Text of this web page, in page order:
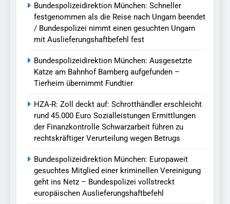
Bundespolizeidirektion München: Schneller
festgenommen als die Reise nach Ungarn beendet
/ Bundespolizei nimmt einen gesuchten Ungarn
mit Auslieferungshaftbefehl fest
Bundespolizeidirektion München: Ausgesetzte
Katze am Bahnhof Bamberg aufgefunden –
Tierheim übernimmt Fundtier
HZA-R: Zoll deckt auf: Schrotthändler erschleicht
rund 45.000 Euro Sozialleistungen Ermittlungen
der Finanzkontrolle Schwarzarbeit führen zu
rechtskräftiger Verurteilung wegen Betrugs
Bundespolizeidirektion München: Europaweit
gesuchtes Mitglied einer kriminellen Vereinigung
geht ins Netz – Bundespolizei vollstreckt
europäischen Auslieferungshaftbefehl